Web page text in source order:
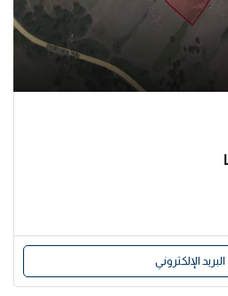
البريد الإلكتروني